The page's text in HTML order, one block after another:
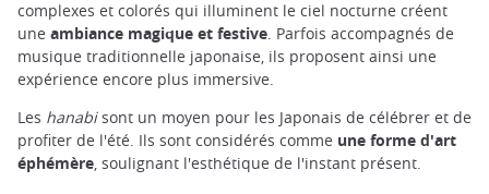
complexes et colorés qui illuminent le ciel nocturne créent
une ambiance magique et festive. Parfois accompagnés de
musique traditionnelle japonaise, ils proposent ainsi une
expérience encore plus immersive.
Les hanabisont un moyen pour les Japonais de célébrer et de
profiter de l'été. Ils sont considérés comme une forme d'art
éphémère, soulignant l'esthétique de l'instant présent.